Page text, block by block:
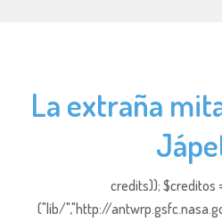
La extraña
credits)); $creditos
("lib/","http://